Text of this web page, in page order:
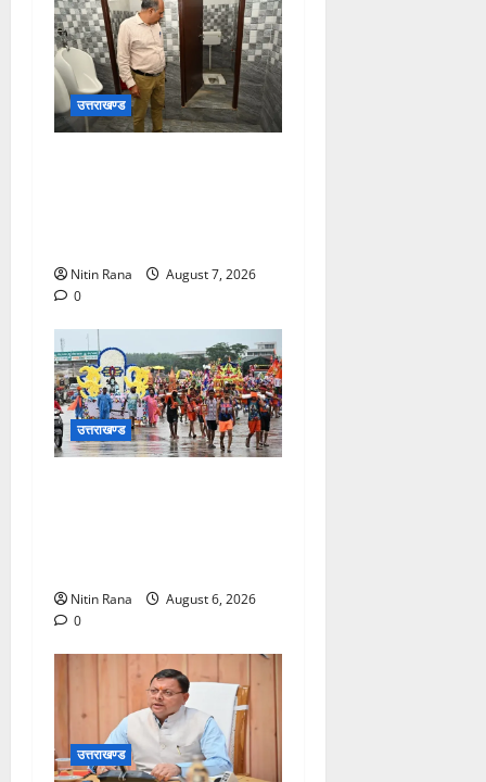
उत्तराखण्ड
Nitin Rana
August 7, 2026
0
उत्तराखण्ड
Nitin Rana
August 6, 2026
0
उत्तराखण्ड